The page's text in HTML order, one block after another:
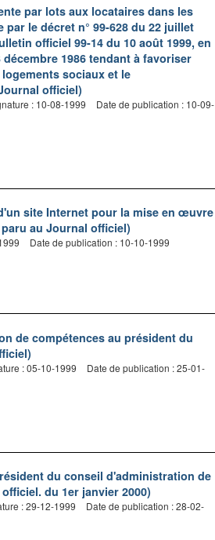
par lots aux locataires dans les
le décret n° 99-628 du 22 juillet
officiel 99-14 du 10 août 1999, en
1986 tendant à favoriser
sociaux et le
officiel)
: 10-08-1999
Date de publication : 10-09-
site Internet pour la mise en œuvre
au Journal officiel)
Date de publication : 10-10-1999
de compétences au président du
: 05-10-1999
Date de publication : 25-01-
du conseil d'administration de
du 1er janvier 2000)
: 29-12-1999
Date de publication : 28-02-